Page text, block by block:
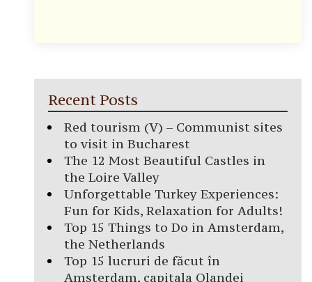
Recent Posts
Red tourism (V) – Communist sites
to visit in Bucharest
The 12 Most Beautiful Castles in
the Loire Valley
Unforgettable Turkey Experiences:
Fun for Kids, Relaxation for Adults!
Top 15 Things to Do in Amsterdam,
the Netherlands
Top 15 lucruri de făcut în
Amsterdam, capitala Olandei